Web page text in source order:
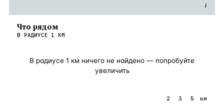
i
Что рядом
В РАДИУСЕ 1 КМ
В радиусе 1 км ничего не найдено — попробуйте
увеличить
2 3 5 км